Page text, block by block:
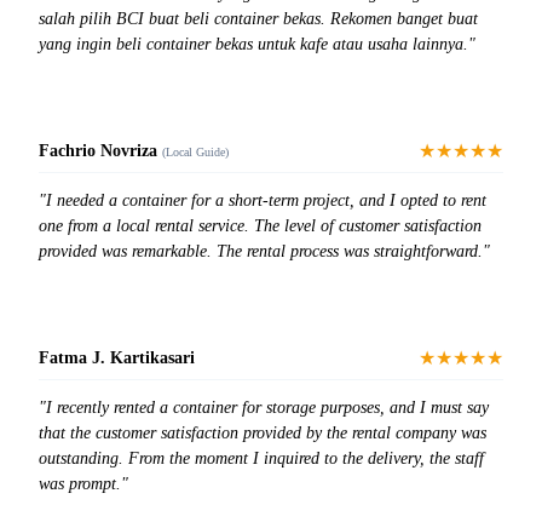
salah pilih BCI buat beli container bekas. Rekomen banget buat
yang ingin beli container bekas untuk kafe atau usaha lainnya."
Fachrio Novriza (Local Guide) ★★★★★
"I needed a container for a short-term project, and I opted to rent
one from a local rental service. The level of customer satisfaction
provided was remarkable. The rental process was straightforward."
Fatma J. Kartikasari ★★★★★
"I recently rented a container for storage purposes, and I must say
that the customer satisfaction provided by the rental company was
outstanding. From the moment I inquired to the delivery, the staff
was prompt."